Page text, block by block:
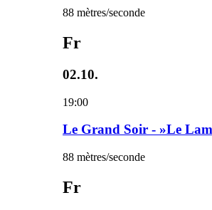
88 mètres/seconde
Fr
02.10.
19:00
Le Grand Soir - »Le
88 mètres/seconde
Fr